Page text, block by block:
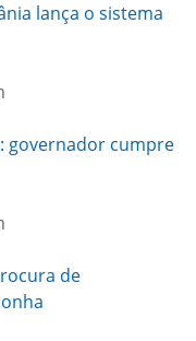
lança o sistema
governador cumpre
de